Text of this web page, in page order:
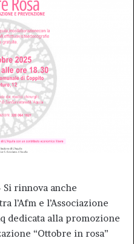
Si rinnova anche
l’Afm e l’Associazione
dedicata alla promozione
“Ottobre in rosa”